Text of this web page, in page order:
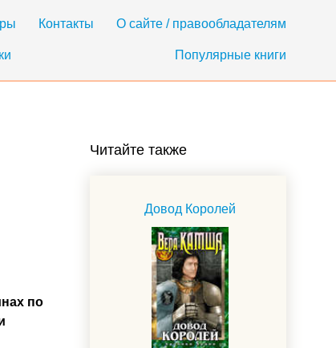
Контакты О сайте / правообладателям
Популярные книги
по
Читайте также
Довод Королей